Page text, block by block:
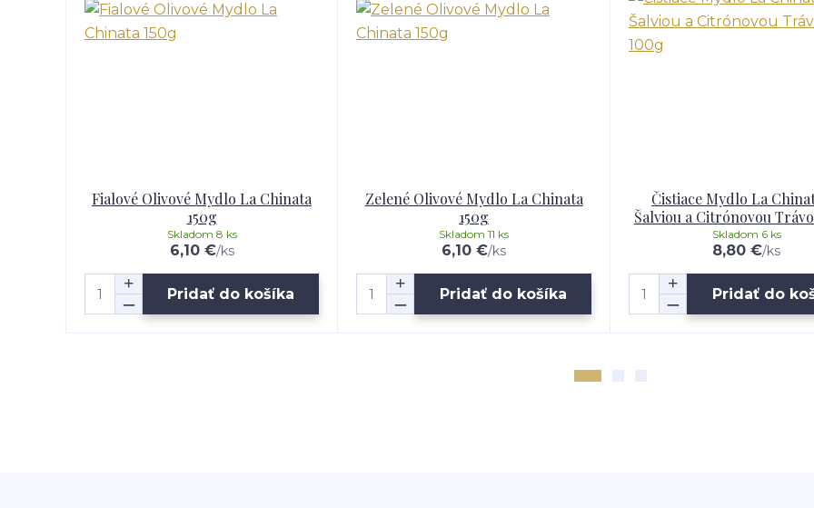
Fialové Olivové Mydlo La Chinata
150g
6,10 €/ks
Skladom 8 ks
Pridať do košíka
Zelené Olivové Mydlo La Chinata
150g
6,10 €/ks
Skladom 11 ks
Pridať do košíka
Čistiace Mydlo La
Šalviou a Citrónovou
8,80 €/ks
Skladom 6 ks
Pridať do